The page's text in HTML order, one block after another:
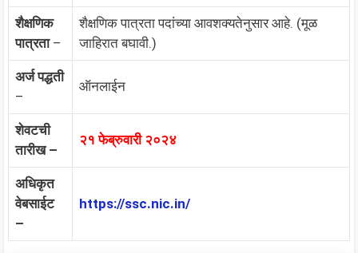
शैक्षणिक
पात्रता–
शैक्षणिक पात्रता पदांच्या आवशक्यतेनुसार आहे. (मूळ
जाहिरात बघावी.)
अर्ज पद्धती
–
ऑनलाईन
शेवटची
तारीख –
२१ फेब्रुवारी २०२४
अधिकृत
वेबसाईट
–
https://ssc.nic.in/